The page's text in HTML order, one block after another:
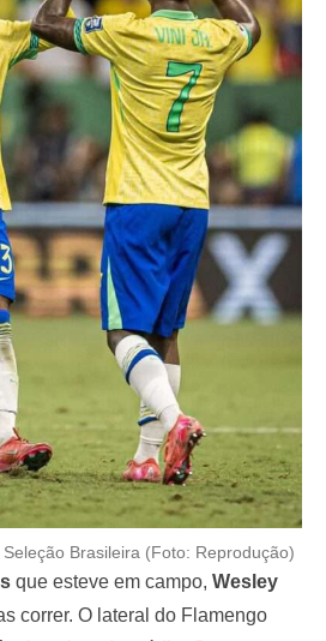
Brasileira (Foto: Reprodução)
que esteve em campo, Wesley
correr. O lateral do Flamengo